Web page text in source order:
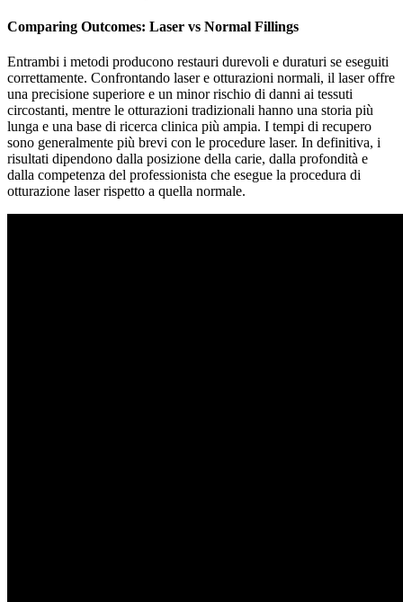
Comparing Outcomes: Laser vs Normal Fillings
Entrambi i metodi producono restauri durevoli e duraturi se eseguiti
correttamente. Confrontando laser e otturazioni normali, il laser offre
una precisione superiore e un minor rischio di danni ai tessuti
circostanti, mentre le otturazioni tradizionali hanno una storia più
lunga e una base di ricerca clinica più ampia. I tempi di recupero
sono generalmente più brevi con le procedure laser. In definitiva, i
risultati dipendono dalla posizione della carie, dalla profondità e
dalla competenza del professionista che esegue la procedura di
otturazione laser rispetto a quella normale.